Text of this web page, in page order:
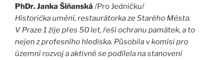
PhDr. Janka Šiňanská /Pro Jedničku/
Historička umění, restaurátorka ze Starého Města.
V Praze 1 žije přes 50 let, řeší ochranu památek, a to
nejen z profesního hlediska. Působila v komisi pro
územní rozvoj a aktivně se podílela na stanovení